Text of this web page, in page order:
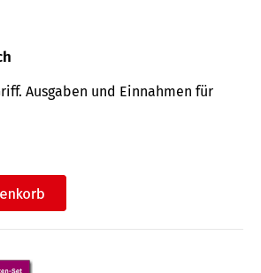
Aus­gaben und Ein­nahmen für